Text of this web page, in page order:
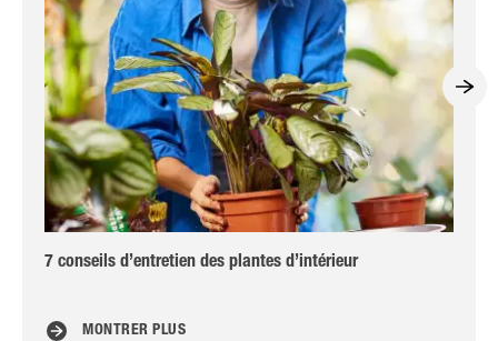
7 conseils d’entretien des plantes d’intérieur
MONTRER PLUS